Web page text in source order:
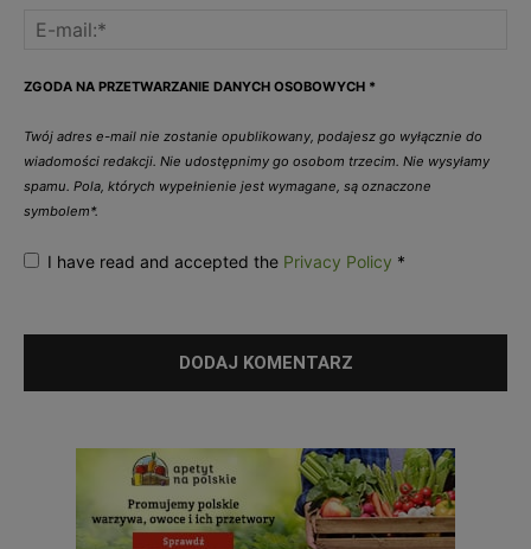
ZGODA NA PRZETWARZANIE DANYCH OSOBOWYCH *
Twój adres e-mail nie zostanie opublikowany, podajesz go wyłącznie do
wiadomości redakcji. Nie udostępnimy go osobom trzecim. Nie wysyłamy
spamu. Pola, których wypełnienie jest wymagane, są oznaczone
symbolem*.
I have read and accepted the Privacy Policy *